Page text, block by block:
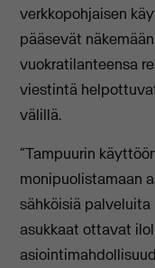
verkkopohjaisen
pääsevät
vuokratilanteensa
viestintä
välillä.
”Tampuurin
monipuolistamaan
sähköisiä
asukkaat ottavat